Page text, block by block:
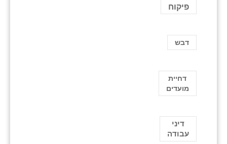
פיקוח
דבש
דחיית
מועדים
דיני
עבודה